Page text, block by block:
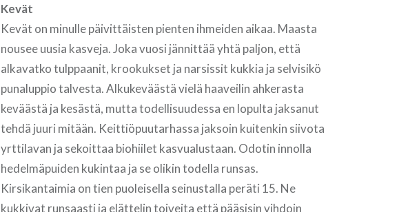
Kevät
Kevät on minulle päivittäisten pienten ihmeiden aikaa. Maasta
nousee uusia kasveja. Joka vuosi jännittää yhtä paljon, että
alkavatko tulppaanit, krookukset ja narsissit kukkia ja selvisikö
punaluppio talvesta. Alkukeväästä vielä haaveilin ahkerasta
keväästä ja kesästä, mutta todellisuudessa en lopulta jaksanut
tehdä juuri mitään. Keittiöpuutarhassa jaksoin kuitenkin siivota
yrttilavan ja sekoittaa biohiilet kasvualustaan. Odotin innolla
hedelmäpuiden kukintaa ja se olikin todella runsas.
Kirsikantaimia on tien puoleisella seinustalla peräti 15. Ne
kukkivat runsaasti ja elättelin toiveita että pääsisin vihdoin